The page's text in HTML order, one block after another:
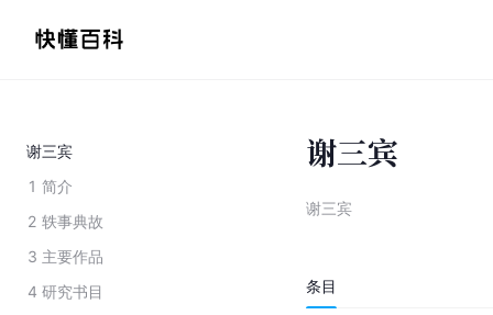
谢三宾
1 简介
2 轶事典故
3 主要作品
4 研究书目
谢三宾
谢三宾
条目